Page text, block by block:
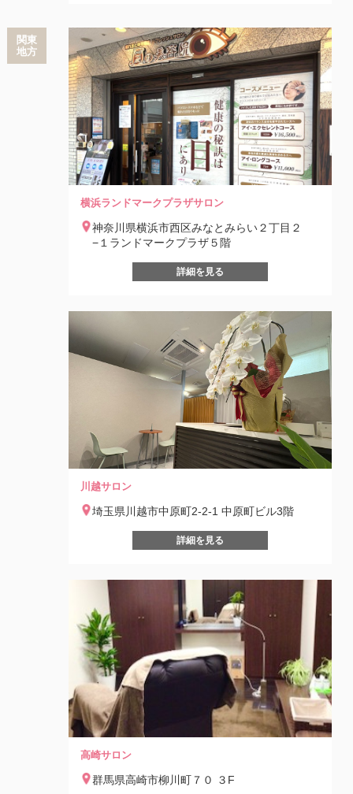
関東
地方
横浜ランドマークプラザサロン
神奈川県横浜市西区みなとみらい２丁目２
−１ランドマークプラザ５階
詳細を見る
川越サロン
埼玉県川越市中原町2-2-1 中原町ビル3階
詳細を見る
高崎サロン
群馬県高崎市柳川町７０ ３F